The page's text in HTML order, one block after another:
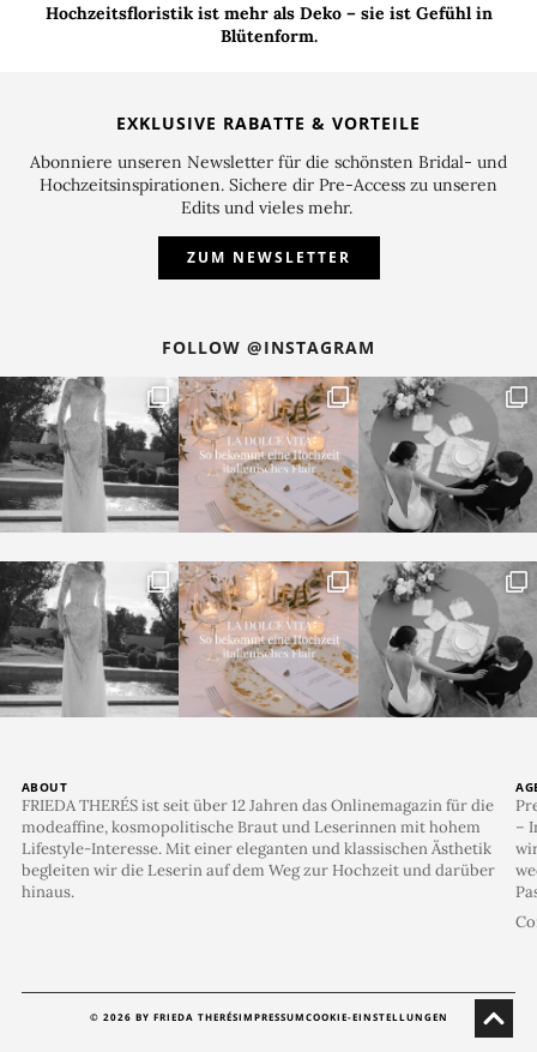
Hochzeitsfloristik ist mehr als Deko – sie ist Gefühl in
Blütenform.
EXKLUSIVE RABATTE & VORTEILE
Abonniere unseren Newsletter für die schönsten Bridal- und
Hochzeitsinspirationen. Sichere dir Pre-Access zu unseren
Edits und vieles mehr.
ZUM NEWSLETTER
FOLLOW @INSTAGRAM
ABOUT
FRIEDA THERÉS ist seit über 12 Jahren das Onlinemagazin für die
modeaffine, kosmopolitische Braut und Leserinnen mit hohem
Lifestyle-Interesse. Mit einer eleganten und klassischen Ästhetik
begleiten wir die Leserin auf dem Weg zur Hochzeit und darüber
hinaus.
–
© 2026 BY FRIEDA THERÉSIMPRESSUMCOOKIE-EINSTELLUNGEN